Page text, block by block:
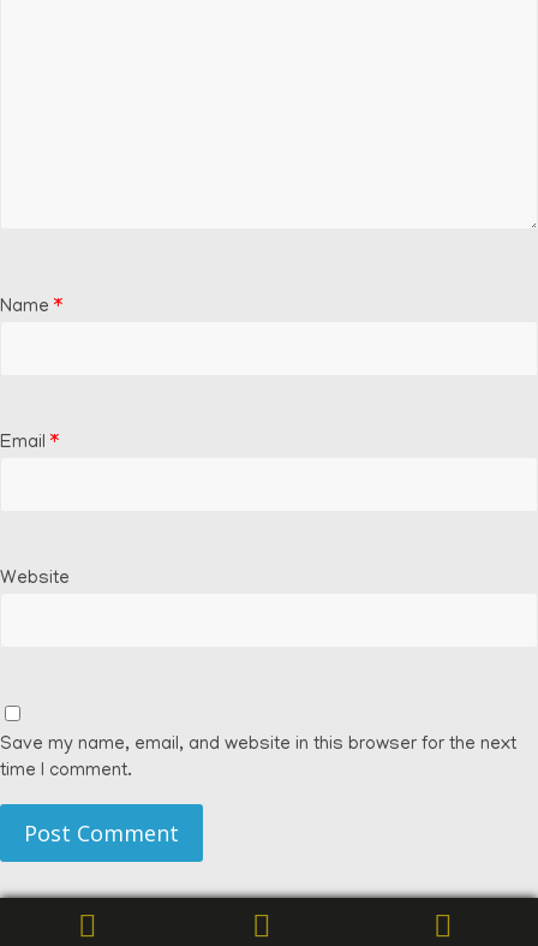
Name *
Email *
Website
Save my name, email, and website in this browser for the next
time I comment.